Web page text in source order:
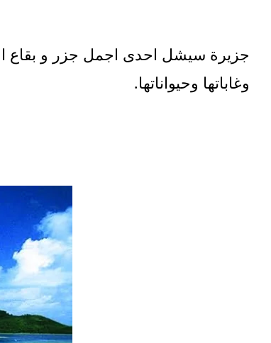
جزيرة سيشل احدى اجمل جزر و بقاع
وغاباتها وحيواناتها.